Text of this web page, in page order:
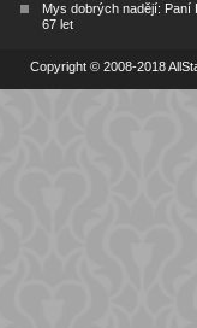
Mys dobrých nadějí: Paní
67 let
Copyright © 2008-2018